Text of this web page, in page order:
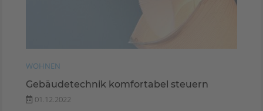
WOHNEN
Gebäudetechnik komfortabel steuern
01.12.2022